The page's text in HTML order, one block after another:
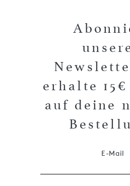
erhalte
auf deine
E-Mail